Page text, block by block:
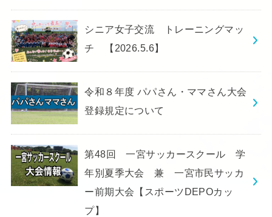
シニア女子交流 トレーニングマッ
チ 【2026.5.6】
令和８年度 パパさん・ママさん大会
登録規定について
第48回 一宮サッカースクール 学
年別夏季大会 兼 一宮市民サッカ
ー前期大会【スポーツDEPOカッ
プ】